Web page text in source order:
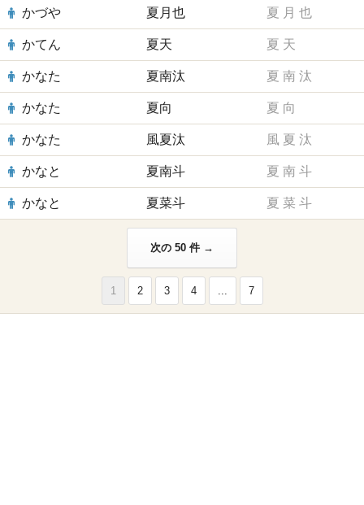
かづや 夏月也 夏 月 也
かてん 夏天 夏 天
かなた 夏南汰 夏 南 汰
かなた 夏向 夏 向
かなた 風夏汰 風 夏 汰
かなと 夏南斗 夏 南 斗
かなと 夏菜斗 夏 菜 斗
次の 50 件 →
1 2 3 4 ... 7